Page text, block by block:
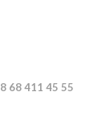
68 411 45 55